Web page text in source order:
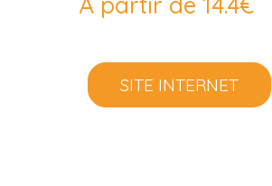
SITE INTERNET